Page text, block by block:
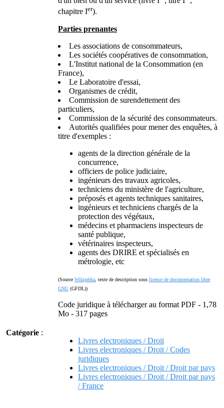
chapitre Ier).
Parties prenantes
Les associations de consommateurs,
Les sociétés coopératives de consommation,
L'Institut national de la Consommation (en
France),
Le Laboratoire d'essai,
Organismes de crédit,
Commission de surendettement des
particuliers,
Commission de la sécurité des consommateurs.
Autorités qualifiées pour mener des enquêtes, à
titre d'exemples :
agents de la direction générale de la
concurrence,
officiers de police judiciaire,
ingénieurs des travaux agricoles,
techniciens du ministère de l'agriculture,
préposés et agents techniques sanitaires,
ingénieurs et techniciens chargés de la
protection des végétaux,
médecins et pharmaciens inspecteurs de
santé publique,
vétérinaires inspecteurs,
agents des DRIRE et spécialisés en
métrologie, etc
(Source Wikipédia , texte de description sous licence de documentation libre
GNU (GFDL))
Code juridique à télécharger au format PDF - 1,78
Mo - 317 pages
Catégorie :
Livres electroniques / Droit
Livres electroniques / Droit / Codes
juridiques
Livres electroniques / Droit / Droit par pays
Livres electroniques / Droit / Droit par pays
/ France